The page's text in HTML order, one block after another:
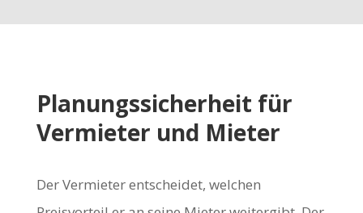
Planungssicherheit für
Vermieter und Mieter
Der Vermieter entscheidet, welchen